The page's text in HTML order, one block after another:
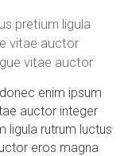
pretium ligula
vitae auctor
vitae auctor
enim ipsum
auctor integer
ligula rutrum luctus
eros magna